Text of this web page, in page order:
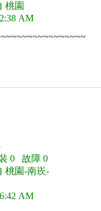
桃園
AM
0 故障 0
桃園-南崁-
AM